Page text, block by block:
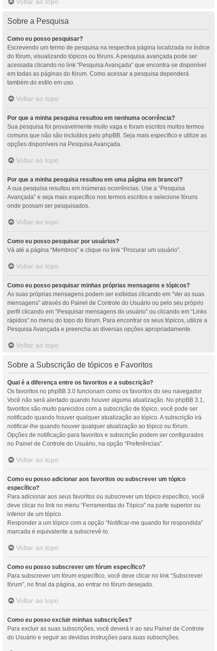
Sobre a Pesquisa
Como eu posso pesquisar?
Escrevendo um termo de pesquisa na respectiva página localizada no índice
do fórum, visualizando tópicos ou fóruns. A pesquisa avançada pode ser
acessada clicando no link “Pesquisa Avançada” que encontra-se disponível
em todas as páginas do fórum. Como acessar a pesquisa dependerá
também do estilo em uso.
Voltar ao topo
Por que a minha pesquisa resultou em nenhuma ocorrência?
Sua pesquisa foi provavelmente muito vaga e foram escritos muitos termos
comuns que não são incluídos pelo phpBB. Seja mais específico e utilize as
opções disponíveis na Pesquisa Avançada.
Voltar ao topo
Por que a minha pesquisa resultou em uma página em branco!?
A sua pesquisa resultou em inúmeras ocorrências. Use a “Pesquisa
Avançada” e seja mais específico nos termos escritos e selecione fóruns
onde possam ser pesquisados.
Voltar ao topo
Como eu posso pesquisar por usuários?
Vá até a página “Membros” e clique no link “Procurar um usuário”.
Voltar ao topo
Como eu posso pesquisar minhas próprias mensagens e tópicos?
As suas próprias mensagens podem ser exibidas clicando em “Ver as suas
mensagens” através do Painel de Controle do Usuário ou pelo seu próprio
perfil clicando em “Pesquisar mensagens do usuário” ou clicando em “Links
rápidos” no menu do topo do fórum. Para encontrar os seus tópicos, utilize a
Pesquisa Avançada e preencha as diversas opções apropriadamente.
Voltar ao topo
Sobre a Subscrição de tópicos e Favoritos
Qual é a diferença entre os favoritos e a subscrição?
Os favoritos no phpBB 3.0 funcionam como os favoritos do seu navegador.
Você não será alertado quando houver alguma atualização. No phpBB 3.1,
favoritos são muito parecidos com a subscrição de tópico, você pode ser
notificado quando houver qualquer atualização ao tópico. A subscrição irá
notificar-lhe quando houver qualquer atualização ao tópico ou fórum.
Opções de notificação para favoritos e subscrição podem ser configurados
no Painel de Controle do Usuário, na opção “Preferências”.
Voltar ao topo
Como eu posso adicionar aos favoritos ou subscrever um tópico
específico?
Para adicionar aos seus favoritos ou subscrever um tópico específico, você
deve clicar no link no menu “Ferramentas do Tópico” na parte superior ou
inferior de um tópico.
Responder a um tópico com a opção “Notificar-me quando for respondida”
marcada é equivalente a subscrevê-lo.
Voltar ao topo
Como eu posso subscrever um fórum específico?
Para subscrever um fórum específico, você deve clicar no link “Subscrever
fórum”, no final da página, ao entrar no fórum desejado.
Voltar ao topo
Como eu posso excluir minhas subscrições?
Para excluir as suas subscrições, você deverá ir ao seu Painel de Controle
do Usuário e seguir as devidas instruções para suas subscrições.